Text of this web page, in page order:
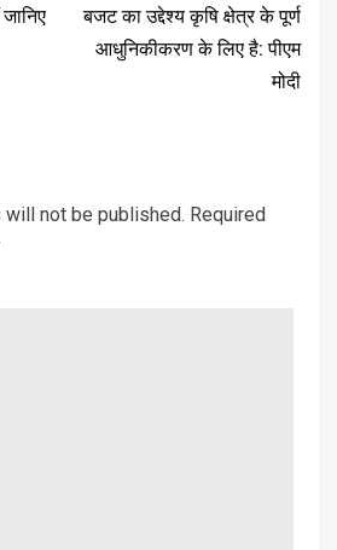
बजट का उद्देश्य कृषि क्षेत्र के पूर्ण
आधुनिकीकरण के लिए है: पीएम
मोदी
will not be published. Required